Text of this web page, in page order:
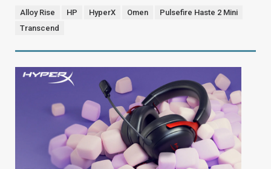
Alloy Rise HP HyperX Omen
Pulsefire Haste 2 Mini
Transcend